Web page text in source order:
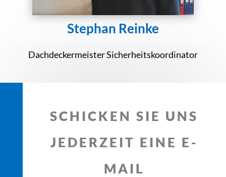
Stephan Reinke
Dachdeckermeister Sicherheitskoordinator
SCHICKEN SIE UNS
JEDERZEIT EINE E-
MAIL